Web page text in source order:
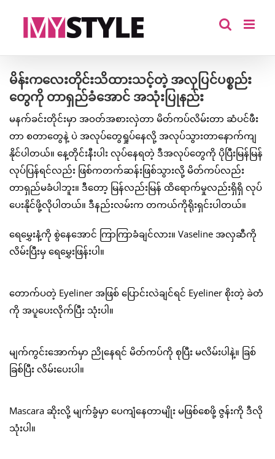
မိန်းကလေးတိုင်းသိထားသင့်တဲ့ အလှပြင်ပစ္စည်း
တွေကို တာရှည်ခံအောင် အသုံးပြုနည်း
မနက်ခင်းတိုင်းမှာ အဝတ်အစားလှဲတာ မိတ်ကပ်လိမ်းတာ ဆံပင်ဖီး
တာ စတာတွေနဲ့ ပဲ အလုပ်တွေရှုပ်နေလို့ အလုပ်သွားတာနောက်ကျ
နိုင်ပါတယ်။ နေ့တိုင်းနီးပါး လုပ်နေရတဲ့ ဒီအလုပ်တွေကို ပိုပြီးမြန်မြန်
လုပ်ပြန်ရင်လည်း ဖြစ်ကတက်ဆန်းဖြစ်သွားလို့ မိတ်ကပ်လည်း
တာရှည်မခံပါဘူး။ ဒီတော့ မြန်လည်းမြန် ထိရောက်မှုလည်းရှိရှိ လုပ်
ပေးနိုင်ဖို့လိုပါတယ်။ ဒီနည်းလမ်းက တကယ်ကိုရိုးရှင်းပါတယ်။
ရေမွှေးနံ့ကို စွဲနေအောင် ကြာကြာခံချင်လား။ Vaseline အလှဆီကို
လိမ်းပြီးမှ ရေမွှေးဖြန်းပါ။
တောက်ပတဲ့ Eyeliner အဖြစ် ပြောင်းလဲချင်ရင် Eyeliner စိုးတဲ့ ခဲတံ
ကို အပူပေးလိုက်ပြီး သုံးပါ။
မျက်ကွင်းအောက်မှာ ညိုနေရင် မိတ်ကပ်ကို စုပြီး မလိမ်းပါနဲ့။ ခြစ်
ခြစ်ပြီး လိမ်းပေးပါ။
Mascara ဆိုးလို့ မျက်ခွံမှာ ပေကျံနေတာမျိုး မဖြစ်စေဖို့ ဇွန်းကို ဒီလို
သုံးပါ။